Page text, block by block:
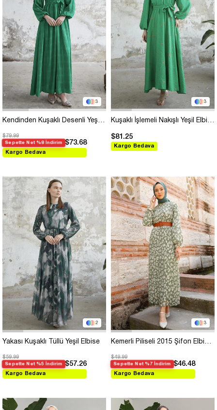
3
Kendinden Kuşaklı Desenli Yeşil Elbise
$79.99
Sepette Net %8 İndirim $73.68
Kargo Bedava
3
Kuşaklı İşlemeli Nakışlı Yeşil Elbise
$81.25
Kargo Bedava
2
Yakası Kuşaklı Tüllü Yeşil Elbise
$59.99
Sepette Net %5 İndirim $57.26
Kargo Bedava
3
Kemerli Piliseli 2015 Şifon Elbise - Haki
$49.99
Sepette Net %7 İndirim $46.48
Kargo Bedava